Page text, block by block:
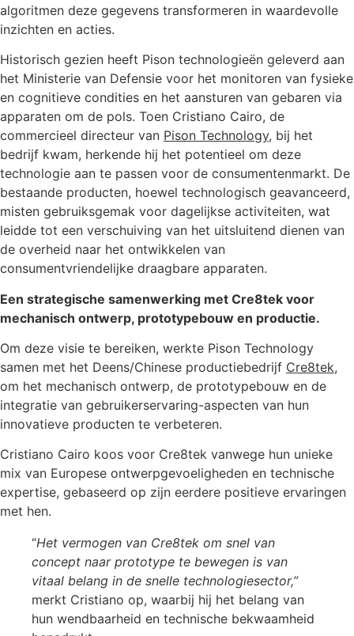
algoritmen deze gegevens transformeren in waardevolle
inzichten en acties.
Historisch gezien heeft Pison technologieën geleverd aan
het Ministerie van Defensie voor het monitoren van fysieke
en cognitieve condities en het aansturen van gebaren via
apparaten om de pols. Toen Cristiano Cairo, de
commercieel directeur van Pison Technology, bij het
bedrijf kwam, herkende hij het potentieel om deze
technologie aan te passen voor de consumentenmarkt. De
bestaande producten, hoewel technologisch geavanceerd,
misten gebruiksgemak voor dagelijkse activiteiten, wat
leidde tot een verschuiving van het uitsluitend dienen van
de overheid naar het ontwikkelen van
consumentvriendelijke draagbare apparaten.
Een strategische samenwerking met Cre8tek voor
mechanisch ontwerp, prototypebouw en productie.
Om deze visie te bereiken, werkte Pison Technology
samen met het Deens/Chinese productiebedrijf Cre8tek,
om het mechanisch ontwerp, de prototypebouw en de
integratie van gebruikerservaring-aspecten van hun
innovatieve producten te verbeteren.
Cristiano Cairo koos voor Cre8tek vanwege hun unieke
mix van Europese ontwerpgevoeligheden en technische
expertise, gebaseerd op zijn eerdere positieve ervaringen
met hen.
“Het vermogen van Cre8tek om snel van
concept naar prototype te bewegen is van
vitaal belang in de snelle technologiesector,”
merkt Cristiano op, waarbij hij het belang van
hun wendbaarheid en technische bekwaamheid